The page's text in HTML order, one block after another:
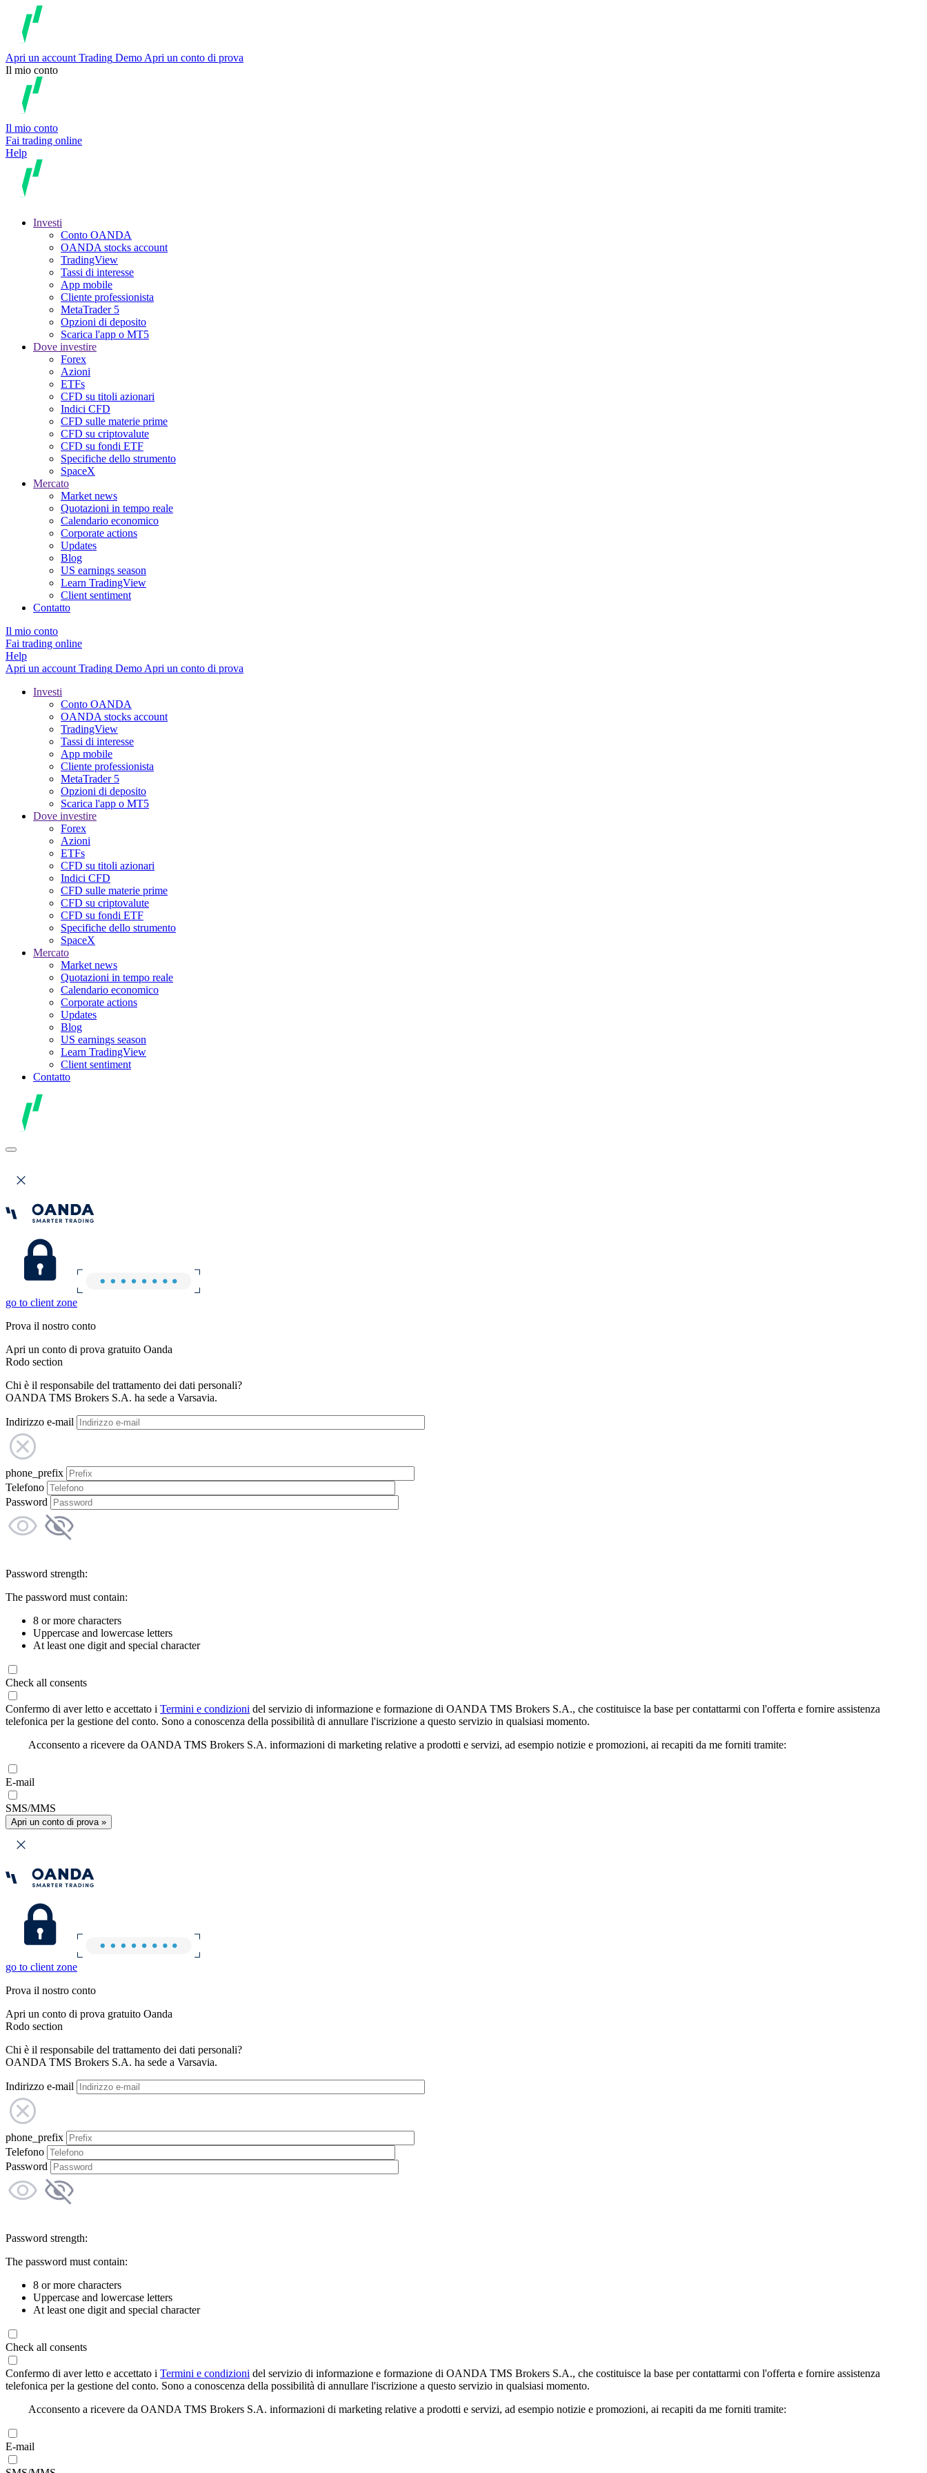
Apri un account Trading Demo Apri un conto di prova
Il mio conto
Il mio conto
Fai trading online
Help
Investi
Conto OANDA
OANDA stocks account
TradingView
Tassi di interesse
App mobile
Cliente professionista
MetaTrader 5
Opzioni di deposito
Scarica l'app o MT5
Dove investire
Forex
Azioni
ETFs
CFD su titoli azionari
Indici CFD
CFD sulle materie prime
CFD su criptovalute
CFD su fondi ETF
Specifiche dello strumento
SpaceX
Mercato
Market news
Quotazioni in tempo reale
Calendario economico
Corporate actions
Updates
Blog
US earnings season
Learn TradingView
Client sentiment
Contatto
Il mio conto
Fai trading online
Help
Apri un account Trading Demo Apri un conto di prova
Investi
Conto OANDA
OANDA stocks account
TradingView
Tassi di interesse
App mobile
Cliente professionista
MetaTrader 5
Opzioni di deposito
Scarica l'app o MT5
Dove investire
Forex
Azioni
ETFs
CFD su titoli azionari
Indici CFD
CFD sulle materie prime
CFD su criptovalute
CFD su fondi ETF
Specifiche dello strumento
SpaceX
Mercato
Market news
Quotazioni in tempo reale
Calendario economico
Corporate actions
Updates
Blog
US earnings season
Learn TradingView
Client sentiment
Contatto
go to client zone
Prova il nostro conto
Apri un conto di prova gratuito Oanda
Rodo section
Chi è il responsabile del trattamento dei dati personali?
OANDA TMS Brokers S.A. ha sede a Varsavia.
Indirizzo e-mail
phone_prefix
Telefono
Password
Password strength:
The password must contain:
8 or more characters
Uppercase and lowercase letters
At least one digit and special character
Check all consents
Confermo di aver letto e accettato i Termini e condizioni del servizio di informazione e formazione di OANDA TMS Brokers S.A., che costituisce la base per contattarmi con l'offerta e fornire assistenza
telefonica per la gestione del conto. Sono a conoscenza della possibilità di annullare l'iscrizione a questo servizio in qualsiasi momento.
Acconsento a ricevere da OANDA TMS Brokers S.A. informazioni di marketing relative a prodotti e servizi, ad esempio notizie e promozioni, ai recapiti da me forniti tramite:
E-mail
SMS/MMS
Apri un conto di prova »
go to client zone
Prova il nostro conto
Apri un conto di prova gratuito Oanda
Rodo section
Chi è il responsabile del trattamento dei dati personali?
OANDA TMS Brokers S.A. ha sede a Varsavia.
Indirizzo e-mail
phone_prefix
Telefono
Password
Password strength:
The password must contain:
8 or more characters
Uppercase and lowercase letters
At least one digit and special character
Check all consents
Confermo di aver letto e accettato i Termini e condizioni del servizio di informazione e formazione di OANDA TMS Brokers S.A., che costituisce la base per contattarmi con l'offerta e fornire assistenza
telefonica per la gestione del conto. Sono a conoscenza della possibilità di annullare l'iscrizione a questo servizio in qualsiasi momento.
Acconsento a ricevere da OANDA TMS Brokers S.A. informazioni di marketing relative a prodotti e servizi, ad esempio notizie e promozioni, ai recapiti da me forniti tramite:
E-mail